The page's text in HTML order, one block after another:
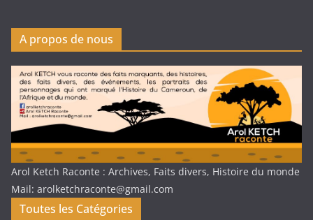
A propos de nous
Arol Ketch Raconte : Archives, Faits divers, Histoire du monde
Mail: arolketchraconte@gmail.com
Toutes les Catégories